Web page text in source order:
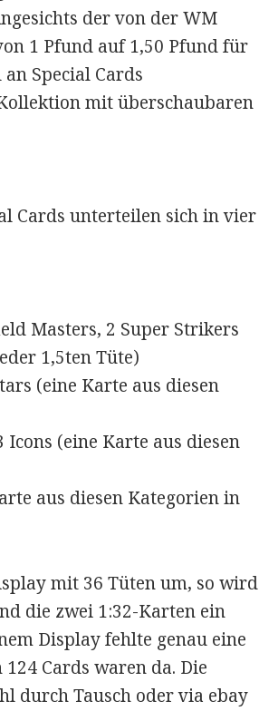
der von der WM
1 Pfund auf 1,50 Pfund für
Special Cards
mit überschaubaren
Cards unterteilen sich in vier
Masters, 2 Super Strikers
1,5ten Tüte)
(eine Karte aus diesen
Icons (eine Karte aus diesen
aus diesen Kategorien in
mit 36 Tüten um, so wird
die zwei 1:32-Karten ein
Display fehlte genau eine
Cards waren da. Die
durch Tausch oder via ebay